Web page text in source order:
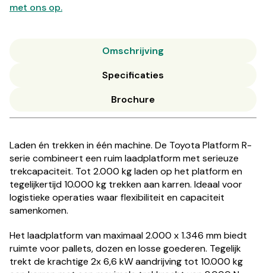
met ons op.
Omschrijving
Specificaties
Brochure
Laden én trekken in één machine. De Toyota Platform R-
serie combineert een ruim laadplatform met serieuze
trekcapaciteit. Tot 2.000 kg laden op het platform en
tegelijkertijd 10.000 kg trekken aan karren. Ideaal voor
logistieke operaties waar flexibiliteit en capaciteit
samenkomen.
Het laadplatform van maximaal 2.000 x 1.346 mm biedt
ruimte voor pallets, dozen en losse goederen. Tegelijk
trekt de krachtige 2x 6,6 kW aandrijving tot 10.000 kg